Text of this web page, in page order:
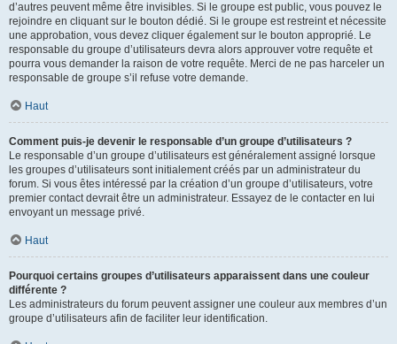
d’autres peuvent même être invisibles. Si le groupe est public, vous pouvez le
rejoindre en cliquant sur le bouton dédié. Si le groupe est restreint et nécessite
une approbation, vous devez cliquer également sur le bouton approprié. Le
responsable du groupe d’utilisateurs devra alors approuver votre requête et
pourra vous demander la raison de votre requête. Merci de ne pas harceler un
responsable de groupe s’il refuse votre demande.
Haut
Comment puis-je devenir le responsable d’un groupe d’utilisateurs ?
Le responsable d’un groupe d’utilisateurs est généralement assigné lorsque
les groupes d’utilisateurs sont initialement créés par un administrateur du
forum. Si vous êtes intéressé par la création d’un groupe d’utilisateurs, votre
premier contact devrait être un administrateur. Essayez de le contacter en lui
envoyant un message privé.
Haut
Pourquoi certains groupes d’utilisateurs apparaissent dans une couleur
différente ?
Les administrateurs du forum peuvent assigner une couleur aux membres d’un
groupe d’utilisateurs afin de faciliter leur identification.